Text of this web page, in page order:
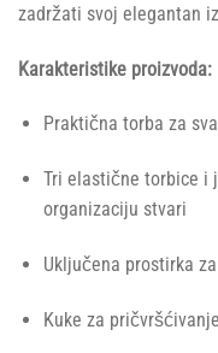
zadržati svoj elegantan
Karakteristike proizvoda:
Praktična torba za
Tri elastične torbice i
organizaciju stvari
Uključena prostirka
Kuke za